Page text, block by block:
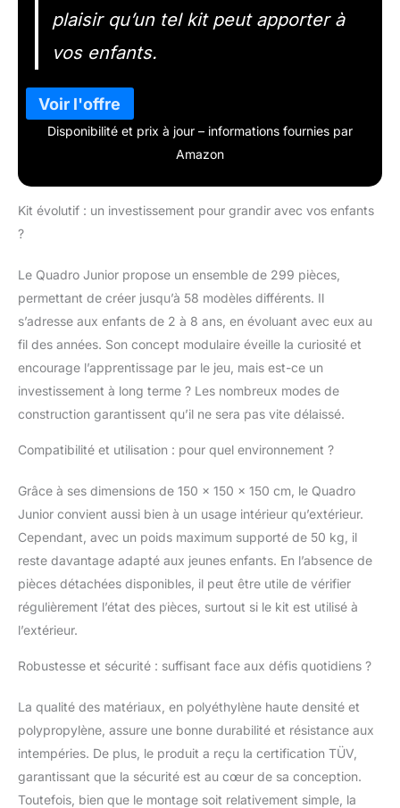
plaisir qu’un tel kit peut apporter à
vos enfants.
Disponibilité et prix à jour – informations fournies par
Amazon
Kit évolutif : un investissement pour grandir avec vos enfants
?
Le Quadro Junior propose un ensemble de 299 pièces,
permettant de créer jusqu’à 58 modèles différents. Il
s’adresse aux enfants de 2 à 8 ans, en évoluant avec eux au
fil des années. Son concept modulaire éveille la curiosité et
encourage l’apprentissage par le jeu, mais est-ce un
investissement à long terme ? Les nombreux modes de
construction garantissent qu’il ne sera pas vite délaissé.
Compatibilité et utilisation : pour quel environnement ?
Grâce à ses dimensions de 150 x 150 x 150 cm, le Quadro
Junior convient aussi bien à un usage intérieur qu’extérieur.
Cependant, avec un poids maximum supporté de 50 kg, il
reste davantage adapté aux jeunes enfants. En l’absence de
pièces détachées disponibles, il peut être utile de vérifier
régulièrement l’état des pièces, surtout si le kit est utilisé à
l’extérieur.
Robustesse et sécurité : suffisant face aux défis quotidiens ?
La qualité des matériaux, en polyéthylène haute densité et
polypropylène, assure une bonne durabilité et résistance aux
intempéries. De plus, le produit a reçu la certification TÜV,
garantissant que la sécurité est au cœur de sa conception.
Toutefois, bien que le montage soit relativement simple, la